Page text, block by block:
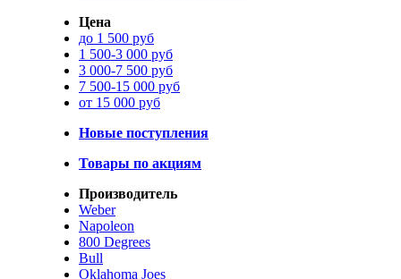
Цена
до 1 500 руб
1 500-3 000 руб
3 000-7 500 руб
7 500-15 000 руб
от 15 000 руб
Новые поступления
Товары по акциям
Производитель
Weber
Napoleon
800 Degrees
Bull
Oklahoma Joes